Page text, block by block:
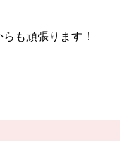
も頑張ります！